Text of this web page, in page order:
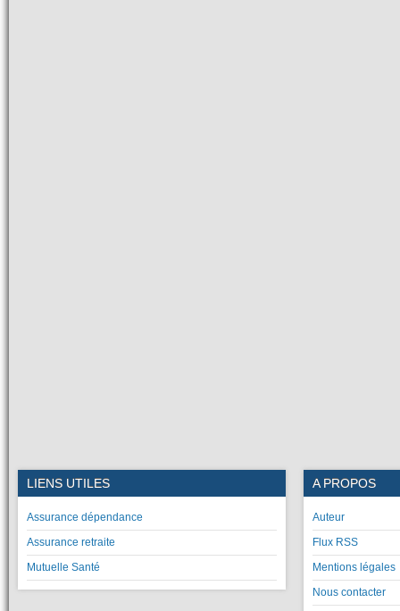
LIENS UTILES
Assurance dépendance
Assurance retraite
Mutuelle Santé
A PROPOS
Auteur
Flux RSS
Mentions légales
Nous contacter